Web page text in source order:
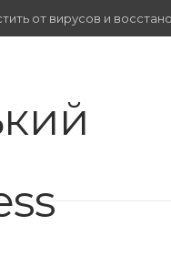
от вирусов и